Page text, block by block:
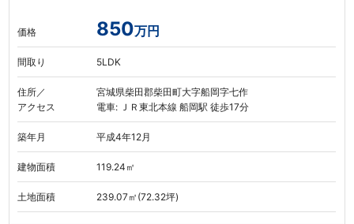
価格 850万円
間取り 5LDK
住所／
アクセス
宮城県柴田郡柴田町大字船岡字七作
電車: ＪＲ東北本線 船岡駅 徒歩17分
築年月 平成4年12月
建物面積 119.24㎡
土地面積 239.07㎡(72.32坪)